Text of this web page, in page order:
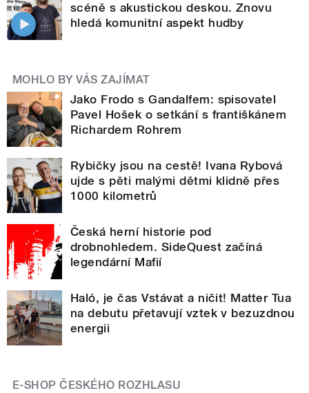
scéně s akustickou deskou. Znovu
hledá komunitní aspekt hudby
MOHLO BY VÁS ZAJÍMAT
Jako Frodo s Gandalfem: spisovatel
Pavel Hošek o setkání s františkánem
Richardem Rohrem
Rybičky jsou na cestě! Ivana Rybová
ujde s pěti malými dětmi klidně přes
1000 kilometrů
Česká herní historie pod
drobnohledem. SideQuest začíná
legendární Mafií
Haló, je čas Vstávat a ničit! Matter Tua
na debutu přetavují vztek v bezuzdnou
energii
E-SHOP ČESKÉHO ROZHLASU